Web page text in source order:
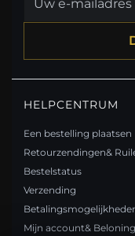
HELPCENTRUM
Een bestelling plaatsen
Retourzendingen&
Bestelstatus
Verzending
Mijn account&